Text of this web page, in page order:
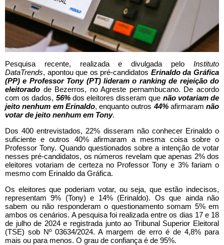
Pesquisa recente, realizada e divulgada pelo Instituto
DataTrends, apontou que os pré-candidatos Erinaldo da Gráfica
(PP) e Professor Tony (PT) lideram o ranking de rejeição do
eleitorado de Bezerros, no Agreste pernambucano. De acordo
com os dados, 56%dos eleitores disseram que não votariam de
jeito nenhum em Erinaldo, enquanto outros44%afirmaram não
votar de jeito nenhum em Tony.
Dos 400 entrevistados, 22% disseram não conhecer Erinaldo o
suficiente e outros 40% afirmaram a mesma coisa sobre o
Professor Tony. Quando questionados sobre a intenção de votar
nesses pré-candidatos, os números revelam que apenas 2% dos
eleitores votariam de certeza no Professor Tony e 3% fariam o
mesmo com Erinaldo da Gráfica.
Os eleitores que poderiam votar, ou seja, que estão indecisos,
representam 9% (Tony) e 14% (Erinaldo). Os que ainda não
sabem ou não responderam o questionamento somam 5% em
ambos os cenários. A pesquisa foi realizada entre os dias 17 e 18
de julho de 2024 e registrada junto ao Tribunal Superior Eleitoral
(TSE) sob Nº03634/2024. A margem de erro é de 4,8% para
mais ou para menos. O grau de confiança é de 95%.